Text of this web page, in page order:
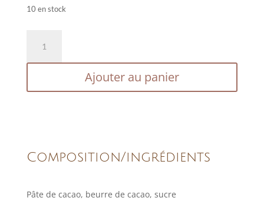
10 en stock
Tablette
blanc
Ajouter au panier
Composition/ingrédients
Pâte de cacao, beurre de cacao, sucre